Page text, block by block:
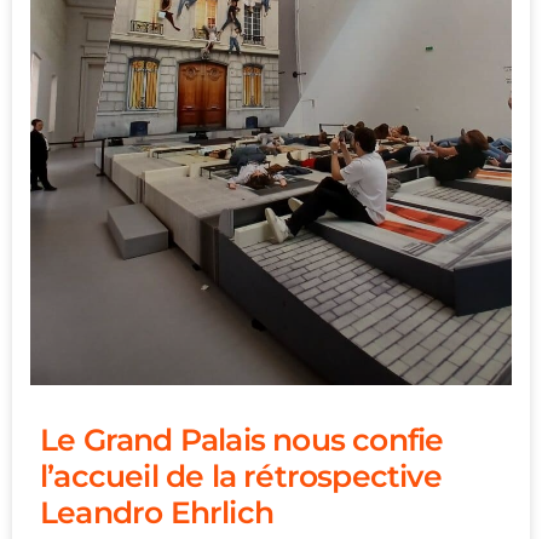
Le Grand Palais nous confie
l’accueil de la rétrospective
Leandro Ehrlich